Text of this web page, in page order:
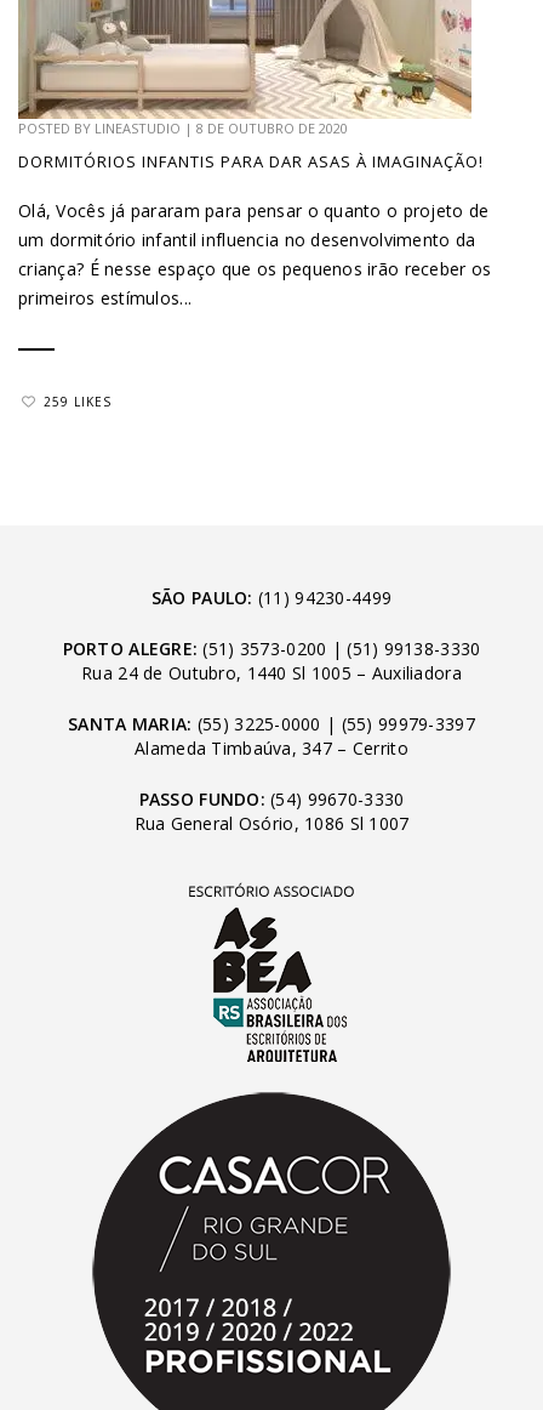
POSTED BY LINEASTUDIO | 8 DE OUTUBRO DE 2020
DORMITÓRIOS INFANTIS PARA DAR ASAS À IMAGINAÇÃO!
Olá, Vocês já pararam para pensar o quanto o projeto de
um dormitório infantil influencia no desenvolvimento da
criança? É nesse espaço que os pequenos irão receber os
primeiros estímulos...
259 LIKES
SÃO PAULO: (11) 94230-4499
PORTO ALEGRE: (51) 3573-0200 |(51) 99138-3330
Rua 24 de Outubro, 1440 Sl 1005 – Auxiliadora
SANTA MARIA: (55) 3225-0000 | (55) 99979-3397
Alameda Timbaúva, 347 – Cerrito
PASSO FUNDO: (54) 99670-3330
Rua General Osório, 1086 Sl 1007